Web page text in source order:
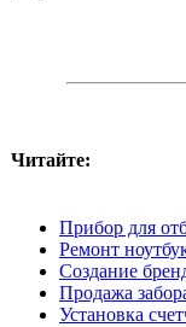
Читайте:
Прибор для
Ремонт
Создание
Продажа
Установка